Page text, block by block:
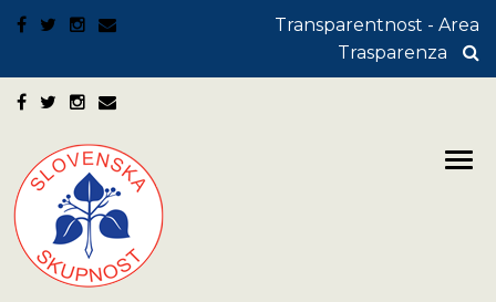
Transparentnost - Area
Trasparenza